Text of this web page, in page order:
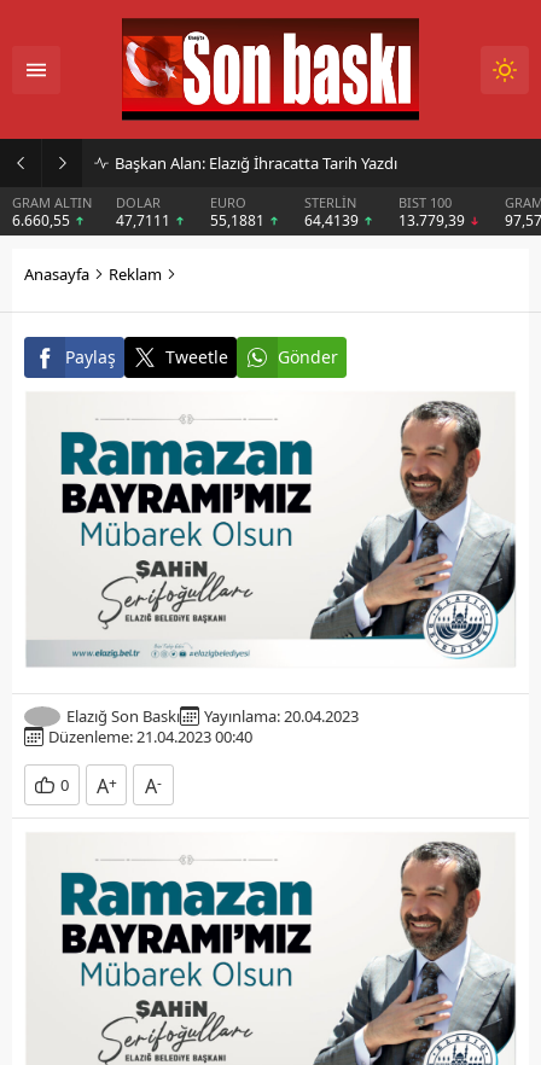
Başkan Alan: Elazığ İhracatta Tarih Yazdı
GRAM ALTIN
6.660,55
DOLAR
47,7111
EURO
55,1881
STERLİN
64,4139
BIST 100
13.779,39
Anasayfa Reklam
Paylaş Tweetle Gönder
Elazığ Son Baskı
Yayınlama: 20.04.2023
Düzenleme: 21.04.2023 00:40
0 A+ A-